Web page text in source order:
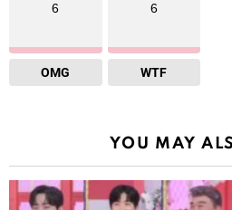
6
OMG
6
WTF
YOU MAY